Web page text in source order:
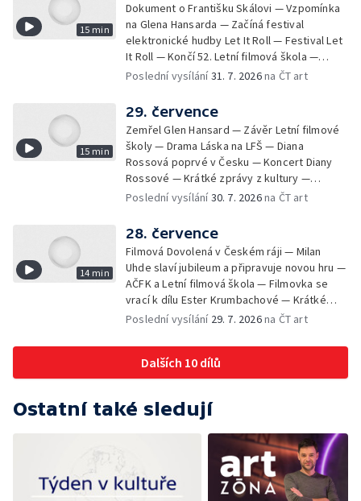
15 min
Dokument o Františku Skálovi — Vzpomínka
na Glena Hansarda — Začíná festival
elektronické hudby Let It Roll — Festival Let
It Roll — Končí 52. Letní filmová škola —
Krátké zprávy z kultury — Rekonstrukce
Poslední vysílání31. 7. 2026na ČT art
15 min
29. července
Zemřel Glen Hansard — Závěr Letní filmové
školy — Drama Láska na LFŠ — Diana
Rossová poprvé v Česku — Koncert Diany
Rossové — Krátké zprávy z kultury —
Výstavy o proměnách Prahy — Zahajení
Poslední vysílání30. 7. 2026na ČT art
14 min
28. července
Filmová Dovolená v Českém ráji — Milan
Uhde slaví jubileum a připravuje novou hru —
AČFK a Letní filmová škola — Filmovka se
vrací k dílu Ester Krumbachové — Krátké
zprávy z kultury — Antonín Střížek namaloval
Poslední vysílání 29. 7. 2026na ČT art
Dalších 10 dílů
Ostatní také sledují